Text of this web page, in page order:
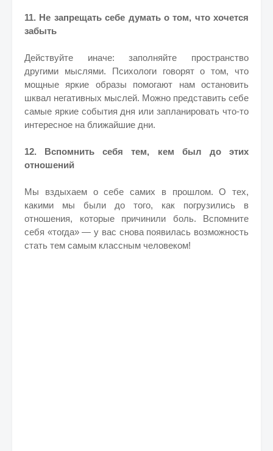
11. Не запрещать себе думать о том, что хочется
забыть
Действуйте иначе: заполняйте пространство
другими мыслями. Психологи говорят о том, что
мощные яркие образы помогают нам остановить
шквал негативных мыслей. Можно представить себе
самые яркие события дня или запланировать что-то
интересное на ближайшие дни.
12. Вспомнить себя тем, кем был до этих
отношений
Мы вздыхаем о себе самих в прошлом. О тех,
какими мы были до того, как погрузились в
отношения, которые причинили боль. Вспомните
себя «тогда» — у вас снова появилась возможность
стать тем самым классным человеком!